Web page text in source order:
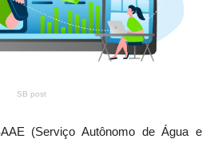
SB post
(Serviço Autônomo de Água e